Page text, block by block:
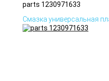
parts 1230971633
Смазка универсальная